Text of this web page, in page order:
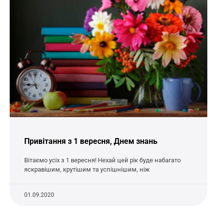
Привітання з 1 вересня, Днем знань
Вітаємо усіх з 1 вересня! Нехай цей рік буде набагато
яскравішим, крутішим та успішнішим, ніж
01.09.2020